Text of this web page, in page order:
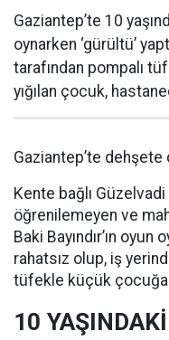
Gaziantep’te 10
oynarken ‘gürültü’
tarafından pompalı
yığılan çocuk,
Gaziantep’te dehşete
Kente bağlı
öğrenilemeyen ve
Baki Bayındır’ın oyun
rahatsız olup, iş
tüfekle küçük çocuğa
10